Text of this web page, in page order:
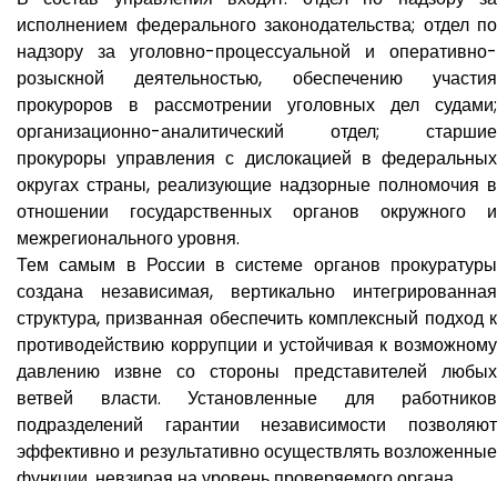
исполнением федерального законодательства; отдел по
надзору за уголовно-процессуальной и оперативно-
розыскной деятельностью, обеспечению участия
прокуроров в рассмотрении уголовных дел судами;
организационно-аналитический отдел; старшие
прокуроры управления с дислокацией в федеральных
округах страны, реализующие надзорные полномочия в
отношении государственных органов окружного и
межрегионального уровня.
Тем самым в России в системе органов прокуратуры
создана независимая, вертикально интегрированная
структура, призванная обеспечить комплексный подход к
противодействию коррупции и устойчивая к возможному
давлению извне со стороны представителей любых
ветвей власти. Установленные для работников
подразделений гарантии независимости позволяют
эффективно и результативно осуществлять возложенные